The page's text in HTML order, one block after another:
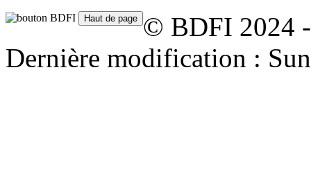
© BDFI 2024
Dernière modification :